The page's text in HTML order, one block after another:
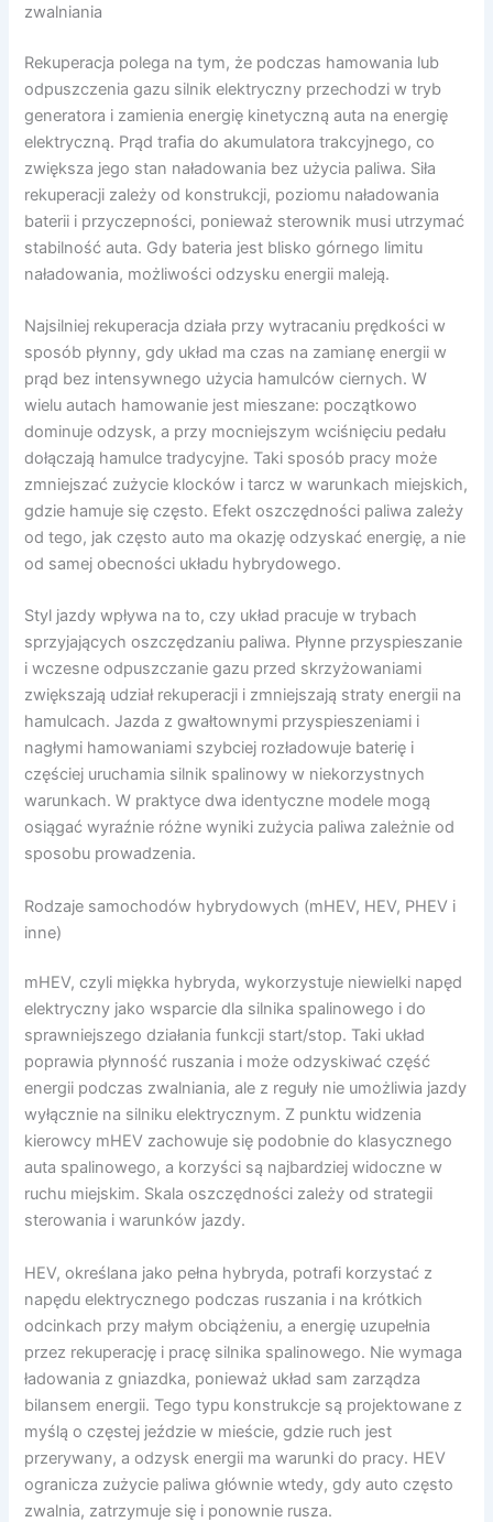
zwalniania
Rekuperacja polega na tym, że podczas hamowania lub
odpuszczenia gazu silnik elektryczny przechodzi w tryb
generatora i zamienia energię kinetyczną auta na energię
elektryczną. Prąd trafia do akumulatora trakcyjnego, co
zwiększa jego stan naładowania bez użycia paliwa. Siła
rekuperacji zależy od konstrukcji, poziomu naładowania
baterii i przyczepności, ponieważ sterownik musi utrzymać
stabilność auta. Gdy bateria jest blisko górnego limitu
naładowania, możliwości odzysku energii maleją.
Najsilniej rekuperacja działa przy wytracaniu prędkości w
sposób płynny, gdy układ ma czas na zamianę energii w
prąd bez intensywnego użycia hamulców ciernych. W
wielu autach hamowanie jest mieszane: początkowo
dominuje odzysk, a przy mocniejszym wciśnięciu pedału
dołączają hamulce tradycyjne. Taki sposób pracy może
zmniejszać zużycie klocków i tarcz w warunkach miejskich,
gdzie hamuje się często. Efekt oszczędności paliwa zależy
od tego, jak często auto ma okazję odzyskać energię, a nie
od samej obecności układu hybrydowego.
Styl jazdy wpływa na to, czy układ pracuje w trybach
sprzyjających oszczędzaniu paliwa. Płynne przyspieszanie
i wczesne odpuszczanie gazu przed skrzyżowaniami
zwiększają udział rekuperacji i zmniejszają straty energii na
hamulcach. Jazda z gwałtownymi przyspieszeniami i
nagłymi hamowaniami szybciej rozładowuje baterię i
częściej uruchamia silnik spalinowy w niekorzystnych
warunkach. W praktyce dwa identyczne modele mogą
osiągać wyraźnie różne wyniki zużycia paliwa zależnie od
sposobu prowadzenia.
Rodzaje samochodów hybrydowych (mHEV, HEV, PHEV i
inne)
mHEV, czyli miękka hybryda, wykorzystuje niewielki napęd
elektryczny jako wsparcie dla silnika spalinowego i do
sprawniejszego działania funkcji start/stop. Taki układ
poprawia płynność ruszania i może odzyskiwać część
energii podczas zwalniania, ale z reguły nie umożliwia jazdy
wyłącznie na silniku elektrycznym. Z punktu widzenia
kierowcy mHEV zachowuje się podobnie do klasycznego
auta spalinowego, a korzyści są najbardziej widoczne w
ruchu miejskim. Skala oszczędności zależy od strategii
sterowania i warunków jazdy.
HEV, określana jako pełna hybryda, potrafi korzystać z
napędu elektrycznego podczas ruszania i na krótkich
odcinkach przy małym obciążeniu, a energię uzupełnia
przez rekuperację i pracę silnika spalinowego. Nie wymaga
ładowania z gniazdka, ponieważ układ sam zarządza
bilansem energii. Tego typu konstrukcje są projektowane z
myślą o częstej jeździe w mieście, gdzie ruch jest
przerywany, a odzysk energii ma warunki do pracy. HEV
ogranicza zużycie paliwa głównie wtedy, gdy auto często
zwalnia, zatrzymuje się i ponownie rusza.